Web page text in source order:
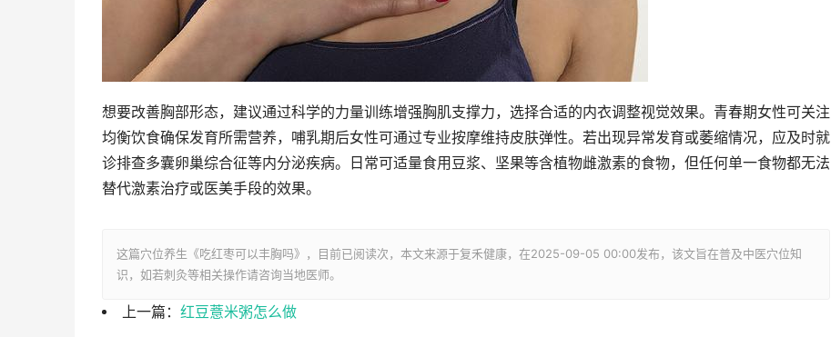
想要改善胸部形态，建议通过科学的力量训练增强胸肌支撑力，选择合适的内衣调整视觉效果。青春期女性可关注
均衡饮食确保发育所需营养，哺乳期后女性可通过专业按摩维持皮肤弹性。若出现异常发育或萎缩情况，应及时就
诊排查多囊卵巢综合征等内分泌疾病。日常可适量食用豆浆、坚果等含植物雌激素的食物，但任何单一食物都无法
替代激素治疗或医美手段的效果。
这篇穴位养生《吃红枣可以丰胸吗》，目前已阅读次，本文来源于复禾健康，在2025-09-05 00:00发布，该文旨在普及中医穴位知
识，如若刺灸等相关操作请咨询当地医师。
上一篇： 红豆薏米粥怎么做